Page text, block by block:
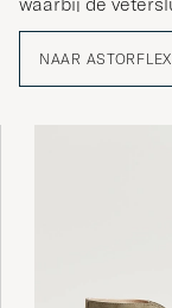
NAAR ASTORFLEX